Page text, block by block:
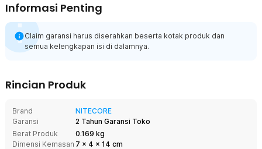
Informasi Penting
Claim garansi harus diserahkan beserta kotak produk dan
semua kelengkapan isi di dalamnya.
Rincian Produk
Brand
NITECORE
Garansi
2 Tahun Garansi Toko
Berat Produk
0.169 kg
Dimensi Kemasan 7 x 4 x 14 cm